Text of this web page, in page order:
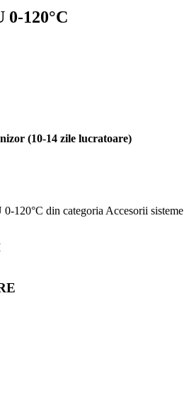
120°C
(10-14 zile lucratoare)
120°C din categoria Accesorii sisteme